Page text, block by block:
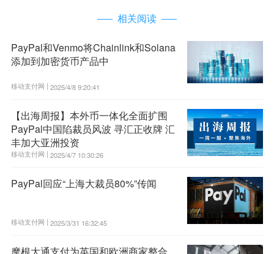
相关阅读
PayPal和Venmo将Chainlink和Solana
添加到加密货币产品中
移动支付网 | 2025/4/8 9:20:41
【出海周报】本外币一体化全面扩围
PayPal中国陷裁员风波 寻汇正收牌 汇
丰加大亚洲投资
移动支付网 | 2025/4/7 10:30:26
PayPal回应“上海大裁员80%”传闻
移动支付网 | 2025/3/31 16:32:45